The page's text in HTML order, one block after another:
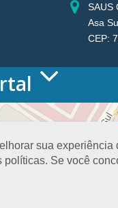
sua
políticas. Se você
SAUS
Asa
CEP: